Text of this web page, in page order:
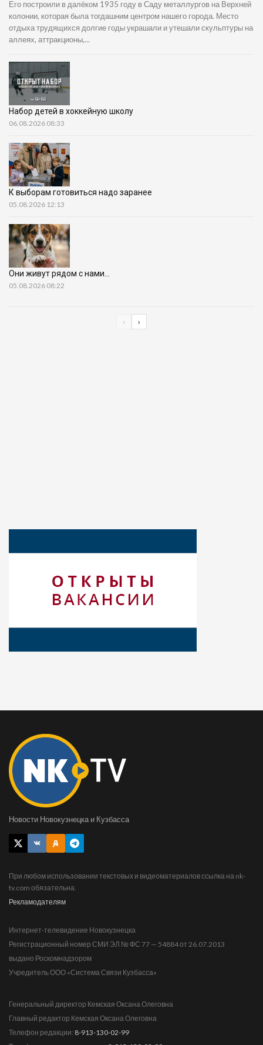
Его построили в далёком 1935 году в Саду металлургов на Верхней
колонии, которая была тогдашним центром нашего города. Место
отдыха трудящихся долгие годы украшали и утешали скульптуры на
аллеях, аттракционы,...
Набор детей в хоккейную школу
06.08.2026 08:33
К выборам готовиться надо заранее
05.08.2026 12:13
Они живут рядом с нами…
05.08.2026 08:22
‹ ›
Новости Новокузнецка и Кузбасса
При любом использовании текстовых и видеоматериалов ссылка на nk-
tv.com обязательна.
Рекламодателям
Интернет-телевидение Новокузнецка
Регистрационный номер СМИ ЭЛ № ФС 77 — 54884 от 26.07.2013
выдано Роскомнадзором
Учредитель ООО «Система Связи Кузбасса»
Генеральный директор Кемская Оксана Олеговна
Главный редактор Кемская Оксана Олеговна
Телефон редакции: 8-913-130-02-99